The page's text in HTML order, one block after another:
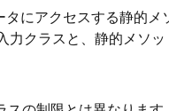
にアクセスする静的
力クラスと、静的メソ